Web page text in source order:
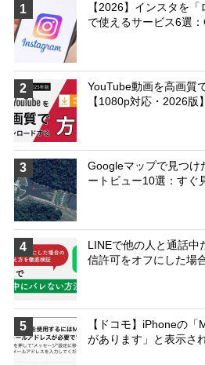
1
【2026】インスタを「
で使えるサービス6選
2
YouTube動画を高画質
【1080p対応・2026版】
3
Googleマップで見つけ
ートビュー10選：すぐ
4
LINEで他の人と通話
信許可をオフにした場
5
【ドコモ】iPhoneの
があります」と表示さ